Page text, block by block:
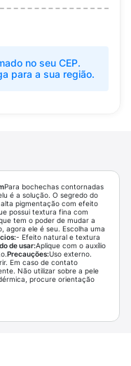
no seu CEP.
para a sua região.
Para bochechas contornadas
é a solução. O segredo do
pigmentação com efeito
possui textura fina com
tem o poder de mudar a
agora ele é seu. Escolha uma
- Efeito natural e textura
de usar:Aplique com o auxílio
Precauções:Uso externo.
Em caso de contato
Não utilizar sobre a pele
procure orientação